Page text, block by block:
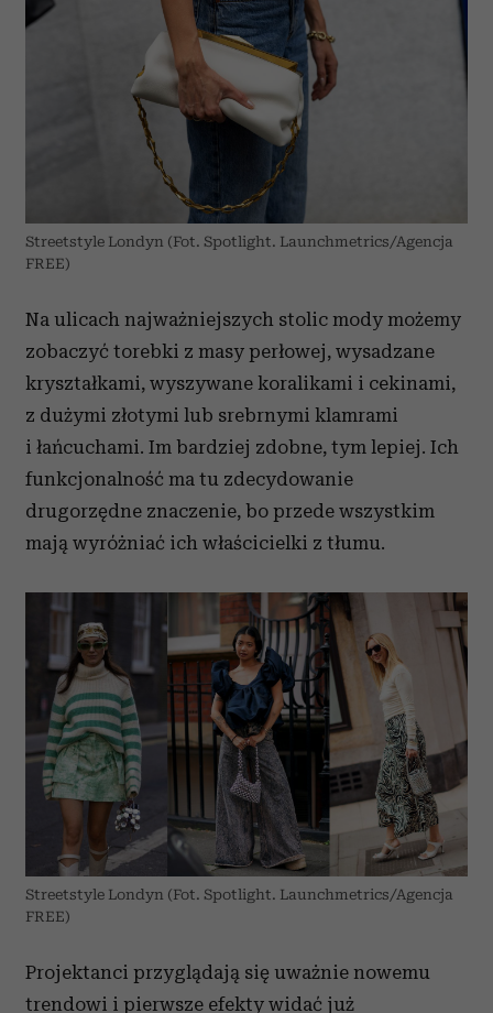
Streetstyle Londyn (Fot. Spotlight. Launchmetrics/Agencja
FREE)
Na ulicach najważniejszych stolic mody możemy
zobaczyć torebki z masy perłowej, wysadzane
kryształkami, wyszywane koralikami i cekinami,
z dużymi złotymi lub srebrnymi klamrami
i łańcuchami. Im bardziej zdobne, tym lepiej. Ich
funkcjonalność ma tu zdecydowanie
drugorzędne znaczenie, bo przede wszystkim
mają wyróżniać ich właścicielki z tłumu.
Streetstyle Londyn (Fot. Spotlight. Launchmetrics/Agencja
FREE)
Projektanci przyglądają się uważnie nowemu
trendowi i pierwsze efekty widać już